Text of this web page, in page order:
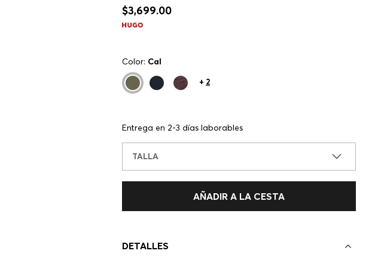
$3,699.00
Color: Cal
+ 2
Entrega en 2-3 días laborables
TALLA
AÑADIR A LA CESTA
DETALLES